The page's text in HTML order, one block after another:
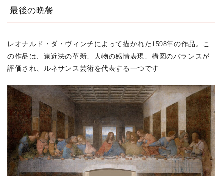
最後の晩餐
レオナルド・ダ・ヴィンチによって描かれた1598年の作品。こ
の作品は、遠近法の革新、人物の感情表現、構図のバランスが
評価され、ルネサンス芸術を代表する一つです